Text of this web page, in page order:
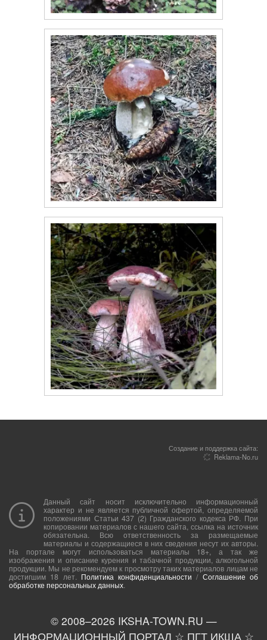
Создание и поддержка сайта:
Reklama-No.ru
Данный сайт носит исключительно информационный
характер и не является публичной офертой, определяемой
положениями Статьи 437 (2) Гражданского кодекса РФ. При
копировании материалов с нашего сайта, ссылка на источник
обязательна. Всю ответственность за размещаемые
материалы и содержащиеся в них сведения несут их авторы.
На портале могут использоваться материалы 18+, а так же
изображения и описание курения и табачной продукции, алкогольной
продукции. Мы не рекомендуем к просмотру таких материалов лицам не
достигшим 18 лет. Политика конфиденциальности / Соглашение об
обработке персональных данных.
© 2008–2026 IKSHA-TOWN.RU —
ИНФОРМАЦИОННЫЙ ПОРТАЛ ☆ ПГТ ИКША ☆